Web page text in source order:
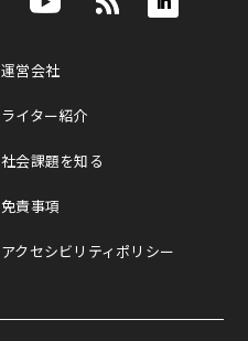
運営会社
ライター紹介
社会課題を知る
免責事項
アクセシビリティポリシー